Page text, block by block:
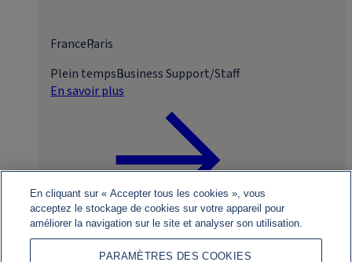
FranceParis
Plein tempsBusiness Support/Staff
En savoir plus
Postuler
En cliquant sur « Accepter tous les cookies », vous
acceptez le stockage de cookies sur votre appareil pour
améliorer la navigation sur le site et analyser son utilisation.
PARAMÈTRES DES COOKIES